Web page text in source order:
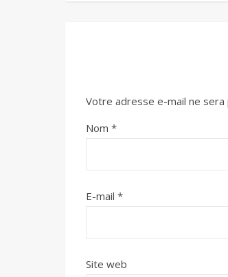
Votre adresse e-mail ne sera
Nom *
E-mail *
Site web